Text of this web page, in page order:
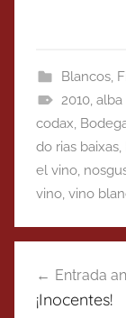
Blancos,
2010, alba
codax,
do rias baixas,
el vino,
vino, vino
de
Entrada
¡Inocentes!